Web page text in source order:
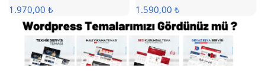
1.970,00 ₺ 1.590,00 ₺